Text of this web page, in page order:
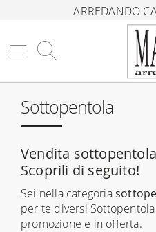
ARREDANDO
Sottopentola
Vendita
Scoprili di seguito!
Sei nella categoria
per te diversi
promozione e in offerta.